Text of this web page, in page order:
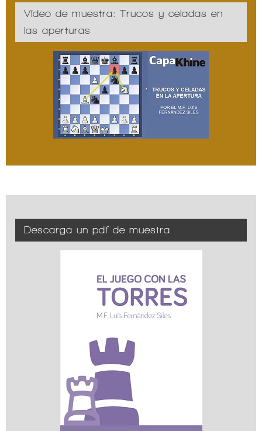
Vídeo de muestra: Trucos y celadas en
las aperturas
Descarga un pdf de muestra